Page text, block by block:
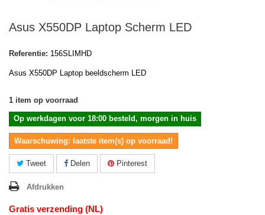
Asus X550DP Laptop Scherm LED
Referentie: 156SLIMHD
Asus X550DP Laptop beeldscherm LED
1 item op voorraad
Op werkdagen voor 18:00 besteld, morgen in huis
Waarschuwing: laatste item(s) op voorraad!
Tweet Delen Pinterest
Afdrukken
Gratis verzending (NL)